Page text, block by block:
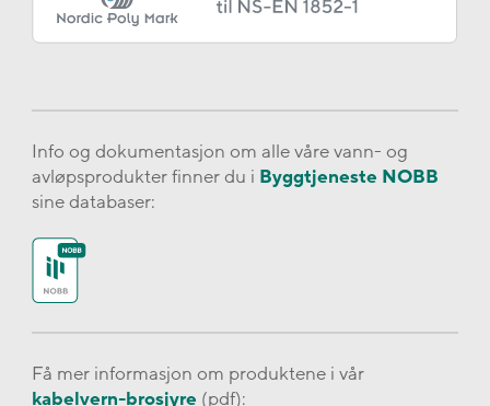
Info og dokumentasjon om alle våre vann- og
avløpsprodukter finner du i Byggtjeneste NOBB
sine databaser:
Få mer informasjon om produktene i vår
kabelvern-brosjyre (pdf):